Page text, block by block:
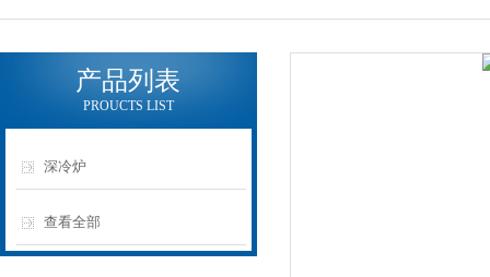
产品列表
PROUCTS LIST
深冷炉
查看全部